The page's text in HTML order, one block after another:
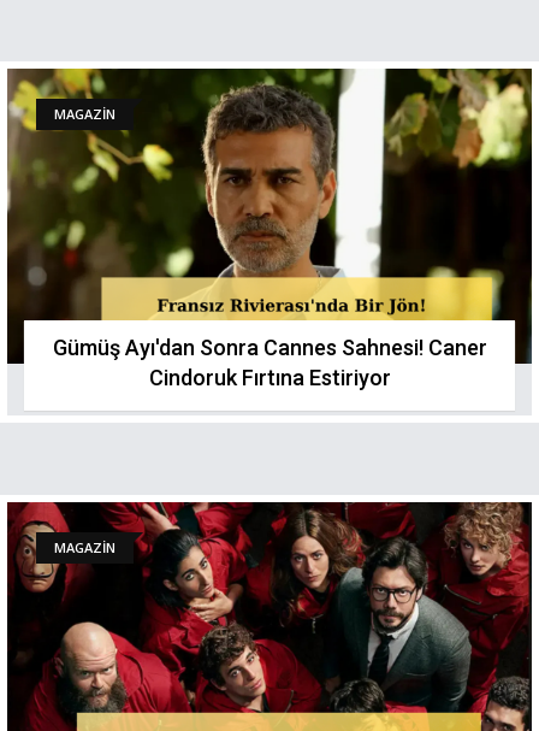
MAGAZİN
Gümüş Ayı'dan Sonra Cannes Sahnesi! Caner
Cindoruk Fırtına Estiriyor
MAGAZİN